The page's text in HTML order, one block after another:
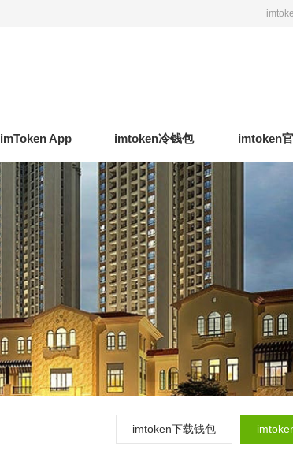
imToken App imtoken冷钱包 imtoken
imtoken下载钱包